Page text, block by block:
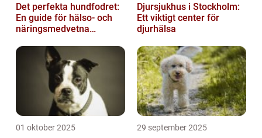
Det perfekta hundfodret:
En guide för hälso- och
näringsmedvetna
Djursjukhus i Stockholm:
Ett viktigt center för
djurhälsa
01 oktober 2025 29 september 2025